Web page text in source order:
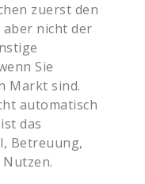
zuerst den
aber nicht der
Sie
Markt sind.
automatisch
das
Betreuung,